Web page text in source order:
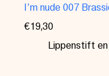
I’m nude 007
€19,30
Lippenstift